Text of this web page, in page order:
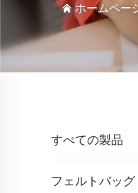
ホームペー
すべての製品
フェルトバッグ